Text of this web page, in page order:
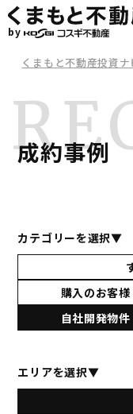
by
くまもと不動産投資ナ
成約事例
カテゴリーを選択▼
購入のお客様
自社開発物件
エリアを選択▼